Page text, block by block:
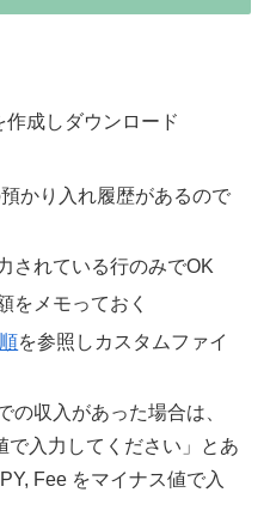
成しダウンロード
かり入れ履歴があるので
されている行のみでOK
をメモっておく
を参照しカスタムファイ
の収入があった場合は、
で入力してください」とあ
Fee をマイナス値で入